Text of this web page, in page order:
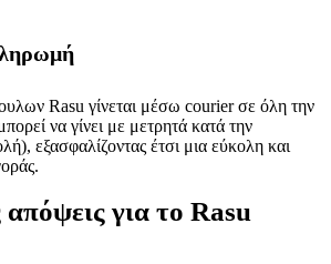
Rasu γίνεται μέσω courier σε όλη την
να γίνει με μετρητά κατά την
εξασφαλίζοντας έτσι μια εύκολη και
για το Rasu